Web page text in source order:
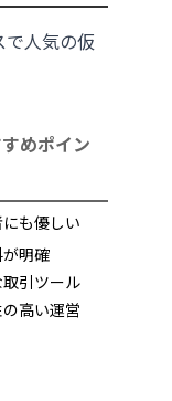
人気の仮
めポイン
も優しい
明確
引ツール
高い運営